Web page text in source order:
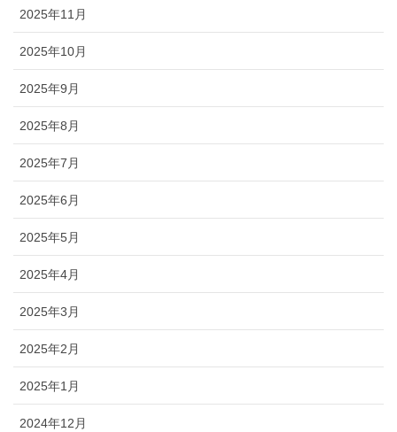
2025年11月
2025年10月
2025年9月
2025年8月
2025年7月
2025年6月
2025年5月
2025年4月
2025年3月
2025年2月
2025年1月
2024年12月